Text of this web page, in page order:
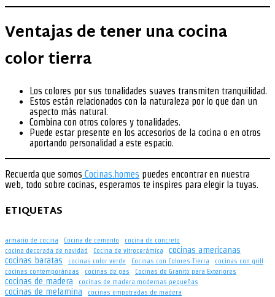
Ventajas de tener una cocina
color tierra
Los colores por sus tonalidades suaves transmiten tranquilidad.
Estos están relacionados con la naturaleza por lo que dan un
aspecto más natural.
Combina con otros colores y tonalidades.
Puede estar presente en los accesorios de la cocina o en otros
aportando personalidad a este espacio.
Recuerda que somos Cocinas.homes puedes encontrar en nuestra
web, todo sobre cocinas, esperamos te inspires para elegir la tuyas.
ETIQUETAS
armario de cocina Cocina de cemento
cocina de concreto
cocina decorada de navidad
Cocina de vitrocerámica
cocinas americanas
cocinas baratas
cocinas color verde Cocinas con Colores Tierra
cocinas con grill
cocinas contemporáneas
cocinas de gas Cocinas de Granito para Exteriores
cocinas de madera cocinas de madera modernas pequeñas
cocinas de melamina
cocinas empotradas de madera